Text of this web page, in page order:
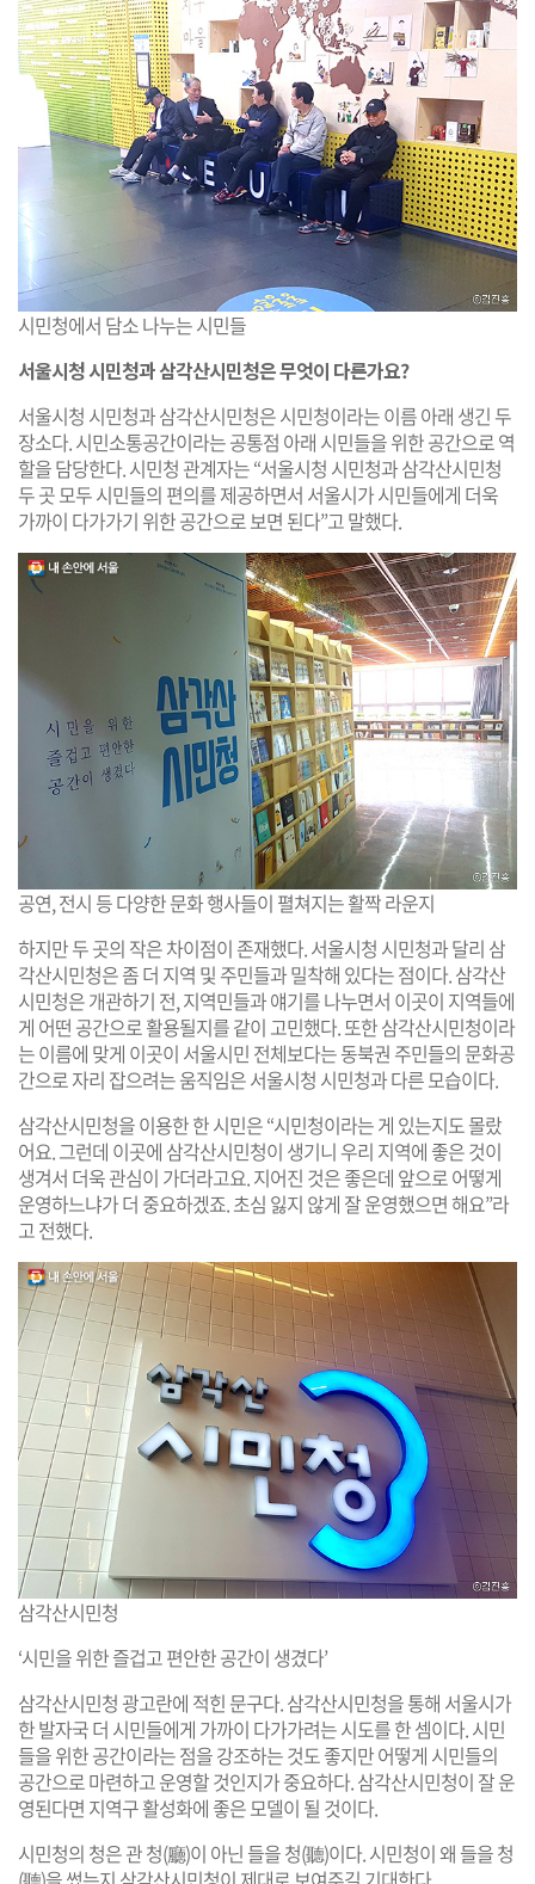
시민청에서 담소 나누는 시민들
서울시청 시민청과 삼각산시민청은 무엇이 다른가요?
서울시청 시민청과 삼각산시민청은 시민청이라는 이름 아래 생긴 두
장소다. 시민소통공간이라는 공통점 아래 시민들을 위한 공간으로 역
할을 담당한다. 시민청 관계자는 “서울시청 시민청과 삼각산시민청
두 곳 모두 시민들의 편의를 제공하면서 서울시가 시민들에게 더욱
가까이 다가가기 위한 공간으로 보면 된다”고 말했다.
공연, 전시 등 다양한 문화 행사들이 펼쳐지는 활짝 라운지
하지만 두 곳의 작은 차이점이 존재했다. 서울시청 시민청과 달리 삼
각산시민청은 좀 더 지역 및 주민들과 밀착해 있다는 점이다. 삼각산
시민청은 개관하기 전, 지역민들과 얘기를 나누면서 이곳이 지역들에
게 어떤 공간으로 활용될지를 같이 고민했다. 또한 삼각산시민청이라
는 이름에 맞게 이곳이 서울시민 전체보다는 동북권 주민들의 문화공
간으로 자리 잡으려는 움직임은 서울시청 시민청과 다른 모습이다.
삼각산시민청을 이용한 한 시민은 “시민청이라는 게 있는지도 몰랐
어요. 그런데 이곳에 삼각산시민청이 생기니 우리 지역에 좋은 것이
생겨서 더욱 관심이 가더라고요. 지어진 것은 좋은데 앞으로 어떻게
운영하느냐가 더 중요하겠죠. 초심 잃지 않게 잘 운영했으면 해요”라
고 전했다.
삼각산시민청
‘시민을 위한 즐겁고 편안한 공간이 생겼다’
삼각산시민청 광고란에 적힌 문구다. 삼각산시민청을 통해 서울시가
한 발자국 더 시민들에게 가까이 다가가려는 시도를 한 셈이다. 시민
들을 위한 공간이라는 점을 강조하는 것도 좋지만 어떻게 시민들의
공간으로 마련하고 운영할 것인지가 중요하다. 삼각산시민청이 잘 운
영된다면 지역구 활성화에 좋은 모델이 될 것이다.
시민청의 청은 관 청(廳)이 아닌 들을 청(聽)이다. 시민청이 왜 들을 청